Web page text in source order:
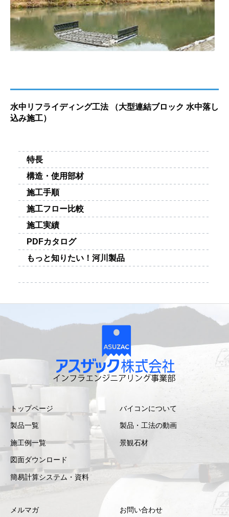
水中リフライディング工法 （大型連結ブロック 水中落し
込み施工）
特長
構造・使用部材
施工手順
施工フロー比較
施工実績
PDFカタログ
もっと知りたい！河川製品
トップページ
製品一覧
施工例一覧
図面ダウンロード
簡易計算システム・資料
バイコンについて
製品・工法の動画
景観石材
メルマガ お問い合わせ